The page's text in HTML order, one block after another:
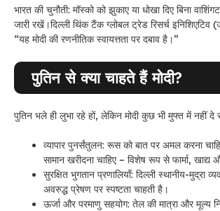
भारत की चुनौती: मॉस्को को झुकाए या धोखा दिए बिना
जारी रखें।दिल्ली थिंक टैंक ग्लोबल ट्रेड रिसर्च
“यह मोदी की रणनीतिक स्वायत्तता पर दबाव है।”
पुतिन से क्या चाहते हैं मोदी?
पुतिन भले ही लुभा रहे हों, लेकिन मोदी कुछ भी मुफ्त में नहीं दे
व्यापार पुनर्संतुलन: रूस को बात पर अमल करना
सामान खरीदना चाहिए – विशेष रूप से फार्मा, खाद्य
सुरक्षित भुगतान प्रणालियाँ: दिल्ली स्थानीय-मुद्रा
अवरुद्ध प्रेषण पर स्पष्टता चाहती है।
ऊर्जा और परमाणु सहयोग: तेल की मात्रा और मूल्य